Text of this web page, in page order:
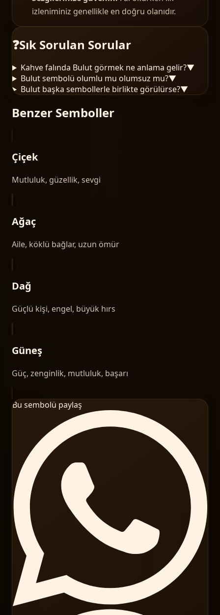
izleniminiz genellikle en doğru olanıdır.
❓Sık Sorulan Sorular
Kahve falında Bulut görmek ne anlama gelir?▼
Bulut sembolü olumlu mu olumsuz mu?▼
Bulut başka sembollerle birlikte görülürse?▼
Benzer Semboller
Çiçek
Mutluluk, güzellik, sevgi
Ağaç
Aile, köklü bağlar, uzun ömür
Dağ
Güçlü kişi, engel, büyük hırs
Güneş
Güç, zenginlik, mutluluk, başarı
Bu sembolü paylaş